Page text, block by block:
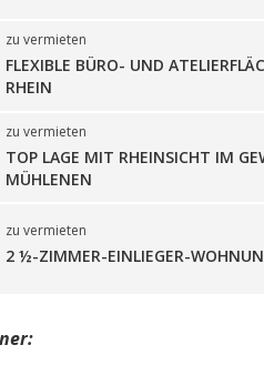
zu vermieten
FLEXIBLE BÜRO- UND
RHEIN
zu vermieten
TOP LAGE MIT RHEINSICHT IM
MÜHLENEN
zu vermieten
2 ½-ZIMMER-EINLIEGER-